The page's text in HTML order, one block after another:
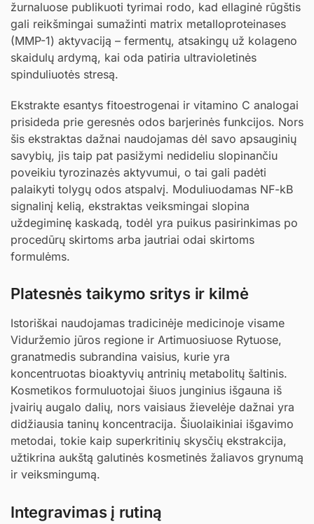
žurnaluose publikuoti tyrimai rodo, kad ellaginė rūgštis
gali reikšmingai sumažinti matrix metalloproteinases
(MMP-1) aktyvaciją – fermentų, atsakingų už kolageno
skaidulų ardymą, kai oda patiria ultravioletinės
spinduliuotės stresą.
Ekstrakte esantys fitoestrogenai ir vitamino C analogai
prisideda prie geresnės odos barjerinės funkcijos. Nors
šis ekstraktas dažnai naudojamas dėl savo apsauginių
savybių, jis taip pat pasižymi nedideliu slopinančiu
poveikiu tyrozinazės aktyvumui, o tai gali padėti
palaikyti tolygų odos atspalvį. Moduliuodamas NF-kB
signalinį kelią, ekstraktas veiksmingai slopina
uždegiminę kaskadą, todėl yra puikus pasirinkimas po
procedūrų skirtoms arba jautriai odai skirtoms
formulėms.
Platesnės taikymo sritys ir kilmė
Istoriškai naudojamas tradicinėje medicinoje visame
Viduržemio jūros regione ir Artimuosiuose Rytuose,
granatmedis subrandina vaisius, kurie yra
koncentruotas bioaktyvių antrinių metabolitų šaltinis.
Kosmetikos formuluotojai šiuos junginius išgauna iš
įvairių augalo dalių, nors vaisiaus žievelėje dažnai yra
didžiausia taninų koncentracija. Šiuolaikiniai išgavimo
metodai, tokie kaip superkritinių skysčių ekstrakcija,
užtikrina aukštą galutinės kosmetinės žaliavos grynumą
ir veiksmingumą.
Integravimas į rutiną